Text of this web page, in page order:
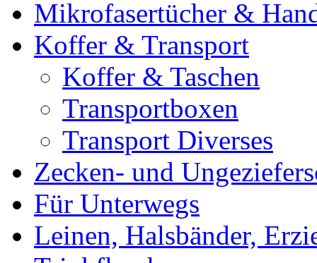
Mikrofasertücher &
Koffer & Transport
Koffer & Taschen
Transportboxen
Transport Diverses
Zecken- und
Für Unterwegs
Leinen, Halsbänder,